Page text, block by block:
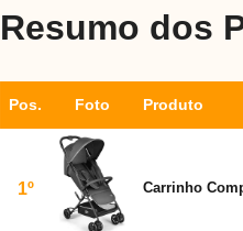
Resumo dos
Pos. Foto Produto
1º Carrinho